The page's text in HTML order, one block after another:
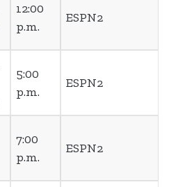
12:00
p.m.
ESPN2
5:00
p.m.
ESPN2
7:00
p.m.
ESPN2